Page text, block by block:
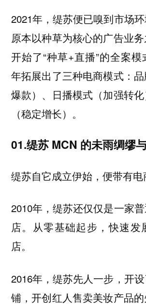
2021年，缇苏便已嗅到市场
原本以种草为核心的广告业
开始了“种草+直播”的全案
年拓展出了三种电商模式：
爆款）、日播模式（加强转
（稳定增长）。
01.缇苏 MCN 的未雨绸缪
缇苏自它成立伊始，便带有电
2010年，缇苏还仅仅是一家
店。从零基础起步，快速发
店。
2016年，缇苏先人一步，开
铺，开创红人售卖美妆产品